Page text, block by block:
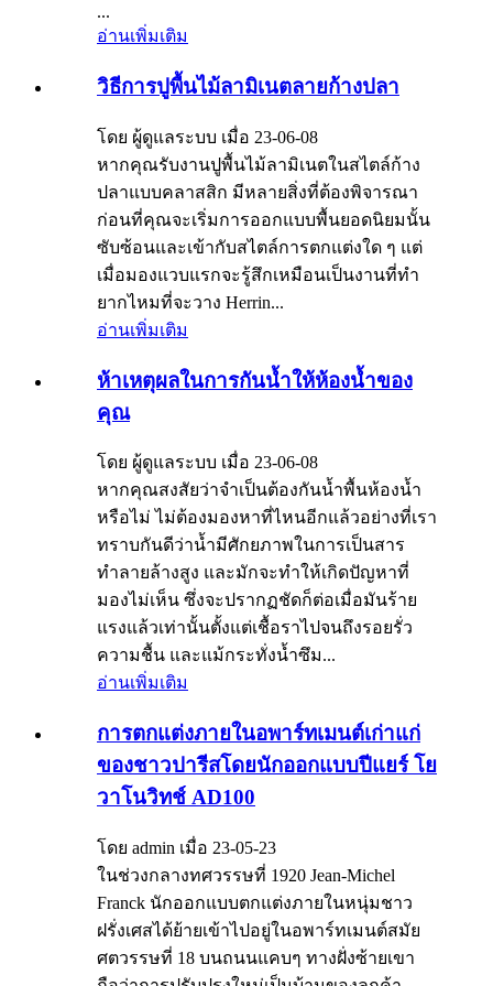
...
อ่านเพิ่มเติม
วิธีการปูพื้นไม้ลามิเนตลายก้างปลา
โดย ผู้ดูแลระบบ เมื่อ 23-06-08
หากคุณรับงานปูพื้นไม้ลามิเนตในสไตล์ก้าง
ปลาแบบคลาสสิก มีหลายสิ่งที่ต้องพิจารณา
ก่อนที่คุณจะเริ่มการออกแบบพื้นยอดนิยมนั้น
ซับซ้อนและเข้ากับสไตล์การตกแต่งใด ๆ แต่
เมื่อมองแวบแรกจะรู้สึกเหมือนเป็นงานที่ทำ
ยากไหมที่จะวาง Herrin...
อ่านเพิ่มเติม
ห้าเหตุผลในการกันน้ำให้ห้องน้ำของ
คุณ
โดย ผู้ดูแลระบบ เมื่อ 23-06-08
หากคุณสงสัยว่าจำเป็นต้องกันน้ำพื้นห้องน้ำ
หรือไม่ ไม่ต้องมองหาที่ไหนอีกแล้วอย่างที่เรา
ทราบกันดีว่าน้ำมีศักยภาพในการเป็นสาร
ทำลายล้างสูง และมักจะทำให้เกิดปัญหาที่
มองไม่เห็น ซึ่งจะปรากฏชัดก็ต่อเมื่อมันร้าย
แรงแล้วเท่านั้นตั้งแต่เชื้อราไปจนถึงรอยรั่ว
ความชื้น และแม้กระทั่งน้ำซึม...
อ่านเพิ่มเติม
การตกแต่งภายในอพาร์ทเมนต์เก่าแก่
ของชาวปารีสโดยนักออกแบบปีแยร์ โย
วาโนวิทช์ AD100
โดย admin เมื่อ 23-05-23
ในช่วงกลางทศวรรษที่ 1920 Jean-Michel
Franck นักออกแบบตกแต่งภายในหนุ่มชาว
ฝรั่งเศสได้ย้ายเข้าไปอยู่ในอพาร์ทเมนต์สมัย
ศตวรรษที่ 18 บนถนนแคบๆ ทางฝั่งซ้ายเขา